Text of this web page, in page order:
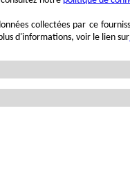
collectées par ce
d'informations, voir le lien sur
Authentic Travertine